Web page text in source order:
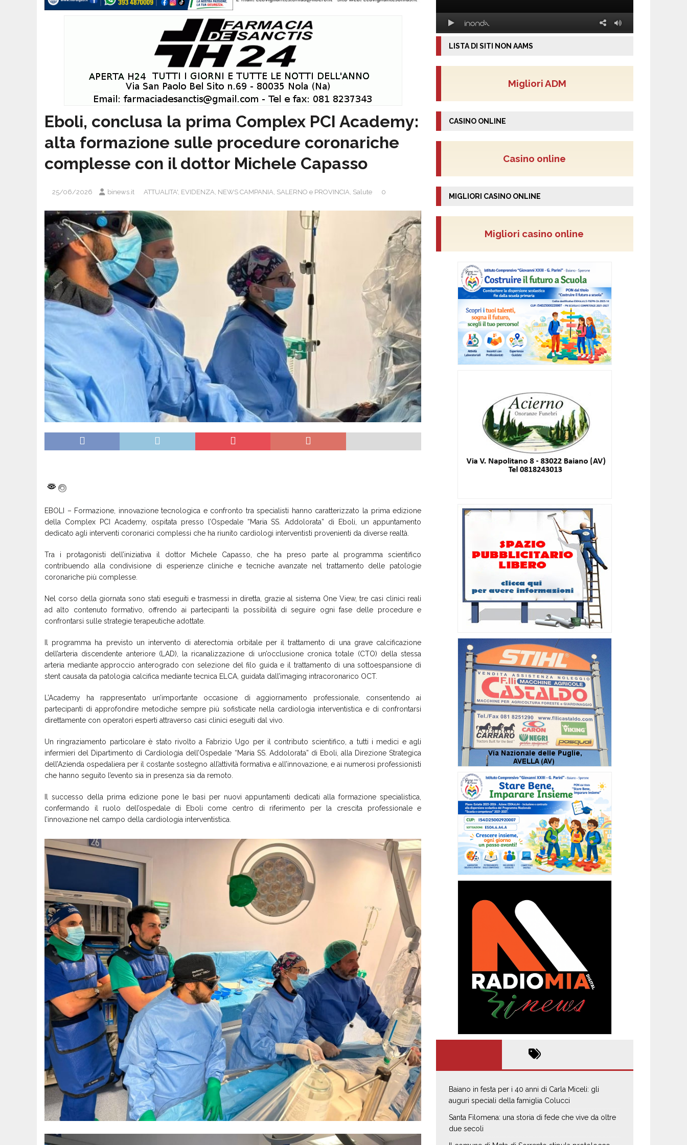
Eboli, conclusa la prima Complex PCI Academy:
alta formazione sulle procedure coronariche
complesse con il dottor Michele Capasso
25/06/2026 binews.it ATTUALITA', EVIDENZA, NEWS CAMPANIA, SALERNO e PROVINCIA, Salute 0
EBOLI – Formazione, innovazione tecnologica e confronto tra specialisti hanno caratterizzato la prima edizione
della Complex PCI Academy, ospitata presso l’Ospedale “Maria SS. Addolorata” di Eboli, un appuntamento
dedicato agli interventi coronarici complessi che ha riunito cardiologi interventisti provenienti da diverse realtà.
Tra i protagonisti dell’iniziativa il dottor Michele Capasso, che ha preso parte al programma scientifico
contribuendo alla condivisione di esperienze cliniche e tecniche avanzate nel trattamento delle patologie
coronariche più complesse.
Nel corso della giornata sono stati eseguiti e trasmessi in diretta, grazie al sistema One View, tre casi clinici reali
ad alto contenuto formativo, offrendo ai partecipanti la possibilità di seguire ogni fase delle procedure e
confrontarsi sulle strategie terapeutiche adottate.
Il programma ha previsto un intervento di aterectomia orbitale per il trattamento di una grave calcificazione
dell’arteria discendente anteriore (LAD), la ricanalizzazione di un’occlusione cronica totale (CTO) della stessa
arteria mediante approccio anterogrado con selezione del filo guida e il trattamento di una sottoespansione di
stent causata da patologia calcifica mediante tecnica ELCA, guidata dall’imaging intracoronarico OCT.
L’Academy ha rappresentato un’importante occasione di aggiornamento professionale, consentendo ai
partecipanti di approfondire metodiche sempre più sofisticate nella cardiologia interventistica e di confrontarsi
direttamente con operatori esperti attraverso casi clinici eseguiti dal vivo.
Un ringraziamento particolare è stato rivolto a Fabrizio Ugo per il contributo scientifico, a tutti i medici e agli
infermieri del Dipartimento di Cardiologia dell’Ospedale “Maria SS. Addolorata” di Eboli, alla Direzione Strategica
dell’Azienda ospedaliera per il costante sostegno all’attività formativa e all’innovazione, e ai numerosi professionisti
che hanno seguito l’evento sia in presenza sia da remoto.
Il successo della prima edizione pone le basi per nuovi appuntamenti dedicati alla formazione specialistica,
confermando il ruolo dell’ospedale di Eboli come centro di riferimento per la crescita professionale e
l’innovazione nel campo della cardiologia interventistica.
LISTA DI SITI NON AAMS
Migliori ADM
CASINO ONLINE
Casino online
MIGLIORI CASINO ONLINE
Migliori casino online
Baiano in festa per i 40 anni di Carla Miceli: gli
auguri speciali della famiglia Colucci
Santa Filomena: una storia di fede che vive da oltre
due secoli